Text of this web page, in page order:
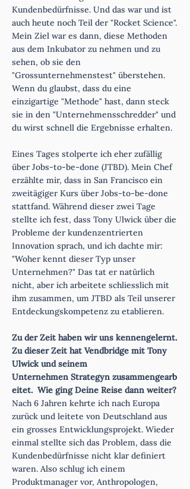
Kundenbedürfnisse. Und das war und ist
auch heute noch Teil der "Rocket Science".
Mein Ziel war es dann, diese Methoden
aus dem Inkubator zu nehmen und zu
sehen, ob sie den
"Grossunternehmenstest" überstehen.
Wenn du glaubst, dass du eine
einzigartige "Methode" hast, dann steck
sie in den "Unternehmensschredder" und
du wirst schnell die Ergebnisse erhalten.
Eines Tages stolperte ich eher zufällig
über Jobs-to-be-done (JTBD). Mein Chef
erzählte mir, dass in San Francisco ein
zweitägiger Kurs über Jobs-to-be-done
stattfand. Während dieser zwei Tage
stellte ich fest, dass Tony Ulwick über die
Probleme der kundenzentrierten
Innovation sprach, und ich dachte mir:
"Woher kennt dieser Typ unser
Unternehmen?" Das tat er natürlich
nicht, aber ich arbeitete schliesslich mit
ihm zusammen, um JTBD als Teil unserer
Entdeckungskompetenz zu etablieren.
Zu der Zeit haben wir uns kennengelernt.
Zu dieser Zeit hat Vendbridge mit Tony
Ulwick und seinem
Unternehmen Strategyn zusammengearb
eitet. Wie ging Deine Reise dann weiter?
Nach 6 Jahren kehrte ich nach Europa
zurück und leitete von Deutschland aus
ein grosses Entwicklungsprojekt. Wieder
einmal stellte sich das Problem, dass die
Kundenbedürfnisse nicht klar definiert
waren. Also schlug ich einem
Produktmanager vor, Anthropologen,